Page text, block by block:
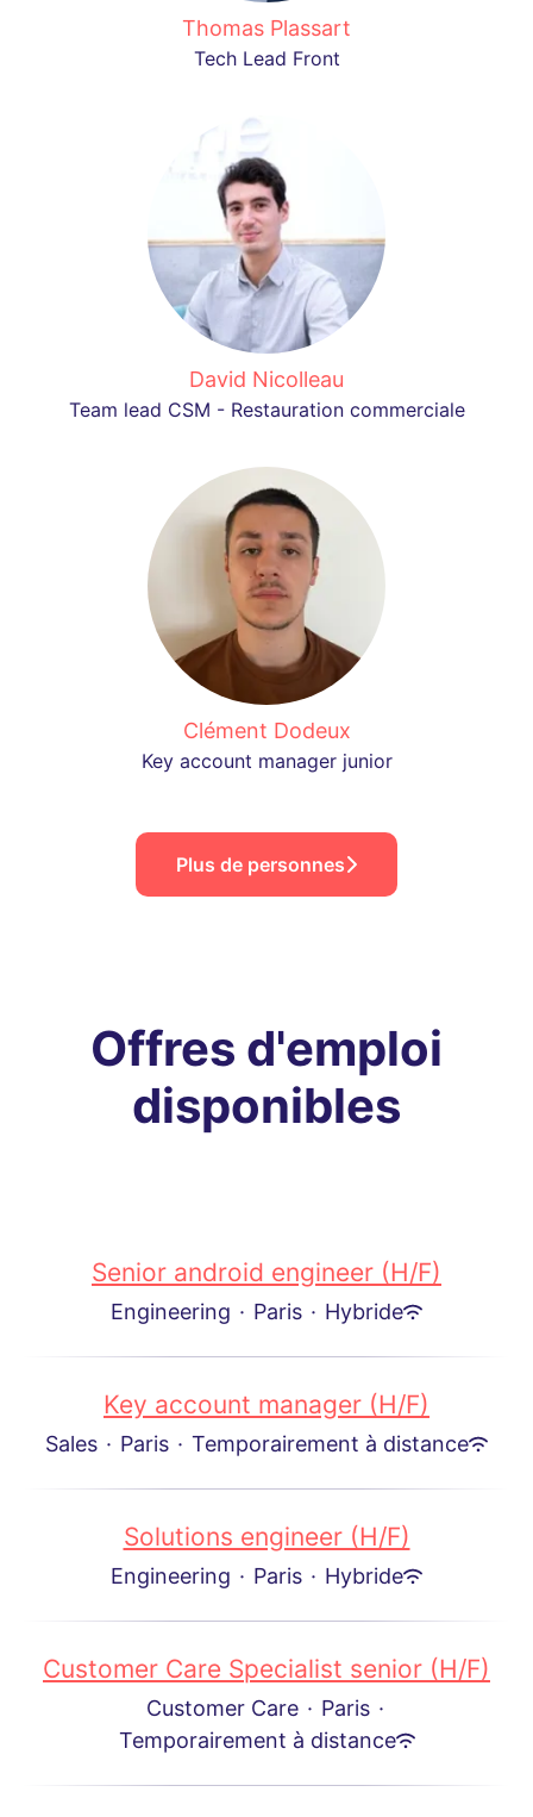
Thomas Plassart
Tech Lead Front
David Nicolleau
Team lead CSM - Restauration commerciale
Clément Dodeux
Key account manager junior
Plus de personnes
Offres d'emploi
disponibles
Senior android engineer (H/F)
Engineering · Paris · Hybride
Key account manager (H/F)
Sales · Paris · Temporairement à distance
Solutions engineer (H/F)
Engineering · Paris · Hybride
Customer Care Specialist senior (H/F)
Customer Care · Paris ·
Temporairement à distance